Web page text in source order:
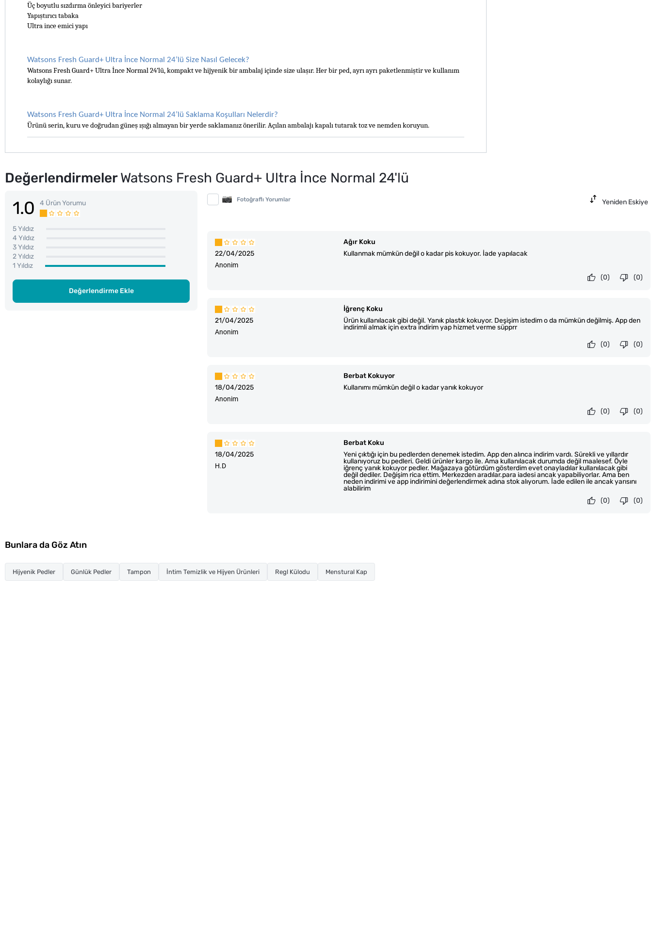
Üç boyutlu sızdırma önleyici bariyerler
Yapıştırıcı tabaka
Ultra ince emici yapı
Watsons Fresh Guard+ Ultra İnce Normal 24’lü Size Nasıl Gelecek?
Watsons Fresh Guard+ Ultra İnce Normal 24’lü, kompakt ve hijyenik bir ambalaj içinde size ulaşır. Her bir ped, ayrı ayrı paketlenmiştir ve kullanım
kolaylığı sunar.
Watsons Fresh Guard+ Ultra İnce Normal 24’lü Saklama Koşulları Nelerdir?
Ürünü serin, kuru ve doğrudan güneş ışığı almayan bir yerde saklamanız önerilir. Açılan ambalajı kapalı tutarak toz ve nemden koruyun.
DeğerlendirmelerWatsons Fresh Guard+ Ultra İnce Normal 24'lü
1.0 4 Ürün Yorumu
5 Yıldız
4 Yıldız
3 Yıldız
2 Yıldız
1 Yıldız
Değerlendirme Ekle
Fotoğraflı Yorumlar Yeniden Eskiye
22/04/2025
Ağır Koku
Kullanmak mümkün değil o kadar pis kokuyor. İade yapılacak
Anonim
(0)
(0)
21/04/2025
İğrenç Koku
Ürün kullanılacak gibi değil. Yanık plastık kokuyor. Deşişim istedim o da mümkün değilmiş. App den
indirimli almak için extra indirim yap hizmet verme süpprr
Anonim
(0)
(0)
18/04/2025
Berbat Kokuyor
Kullanımı mümkün değil o kadar yanık kokuyor
Anonim
(0)
(0)
18/04/2025
Berbat Koku
Yeni çıktığı için bu pedlerden denemek istedim. App den alınca indirim vardı. Sürekli ve yıllardır
kullanıyoruz bu pedleri. Geldi ürünler kargo ile. Ama kullanılacak durumda değil maalesef. Öyle
iğrenç yanık kokuyor pedler. Mağazaya götürdüm gösterdim evet onayladılar kullanılacak gibi
değil dediler. Değişim rica ettim. Merkezden aradılar.para iadesi ancak yapabiliyorlar. Ama ben
neden indirimi ve app indirimini değerlendirmek adına stok alıyorum. İade edilen ile ancak yarısını
alabilirim
H.D
(0)
(0)
Bunlara da Göz Atın
Hijyenik Pedler Günlük Pedler Tampon İntim Temizlik ve Hijyen Ürünleri Regl Külodu Menstural Kap